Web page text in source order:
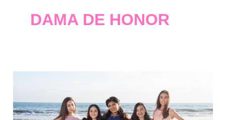
DAMA DE HONOR